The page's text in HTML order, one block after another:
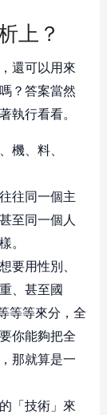
上？
還可以用來
？答案當然
執行看看。
機、料、
往同一個主
至同一個人
。
要用性別、
、甚至國
等等來分，全
你能夠把全
那就算是一
「技術」來